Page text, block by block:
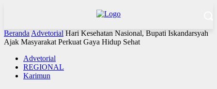
Beranda Advetorial Hari Kesehatan Nasional, Bupati Iskandarsyah
Ajak Masyarakat Perkuat Gaya Hidup Sehat
Advetorial
REGIONAL
Karimun